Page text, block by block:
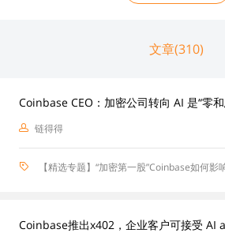
文章(310)
Coinbase CEO：加密公司转向 AI 是“零
链得得
【精选专题】“加密第一股”Coinbase如何影
Coinbase推出x402，企业客户可接受 AI